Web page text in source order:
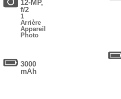
12-MP,
f/2
1
Arrière
Appareil
Photo
3000
mAh